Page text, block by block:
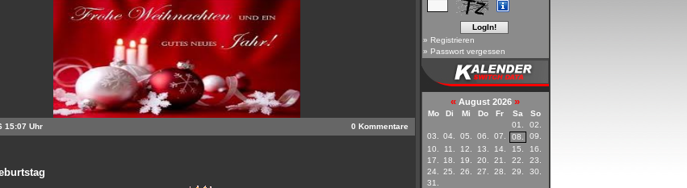
15:07 Uhr 0 Kommentare
» Registrieren
» Passwort vergessen
« August 2026 »
Mo Di Mi Do Fr Sa
So
01.
02.
03.
04. 05. 06. 07. 08.
09.
10.
11. 12. 13. 14. 15.
16.
17.
18. 19. 20. 21. 22.
23.
24.
25. 26. 27. 28. 29.
30.
31.